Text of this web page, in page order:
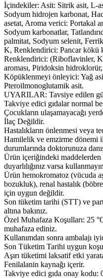
İçindekiler: Asit: Sitrik asit, L-
Sodyum hidrojen karbonat,
asetat, Aroma verici: Portakal
Sodyum karbonatlar,
palmitat, Sodyum selenit,
K, Renklendirici: Pancar kökü
Renklendirici: (Riboflavinler,
aroması, Piridoksin
Köpüklenmeyi önleyici: Yağ
Pteroilmonoglutamik asit.
UYARILAR: Tavsiye edilen
Takviye edici gıdalar normal
Çocukların ulaşamayacağı
İlaç Değildir.
Hastalıkların önlenmesi veya
Hamilelik ve emzirme dönemi
durumlarında doktorunuza
Ürün içeriğindeki maddelerden
duyarlılığınız varsa
Ürün hemokromatoz (vücuda
bozukluk), renal hastalık
için uygun değildir.
Son tüketim tarihi (STT) ve
altına bakınız.
Özel Muhafaza Koşulları: 25
muhafaza ediniz.
Kullanımdan sonra ambalajı
Son Tüketim Tarihi uygun
Aşırı tüketimi laksatif etki
Fenilalanin kaynağı içerir.
Takviye edici gıda onay kodu: